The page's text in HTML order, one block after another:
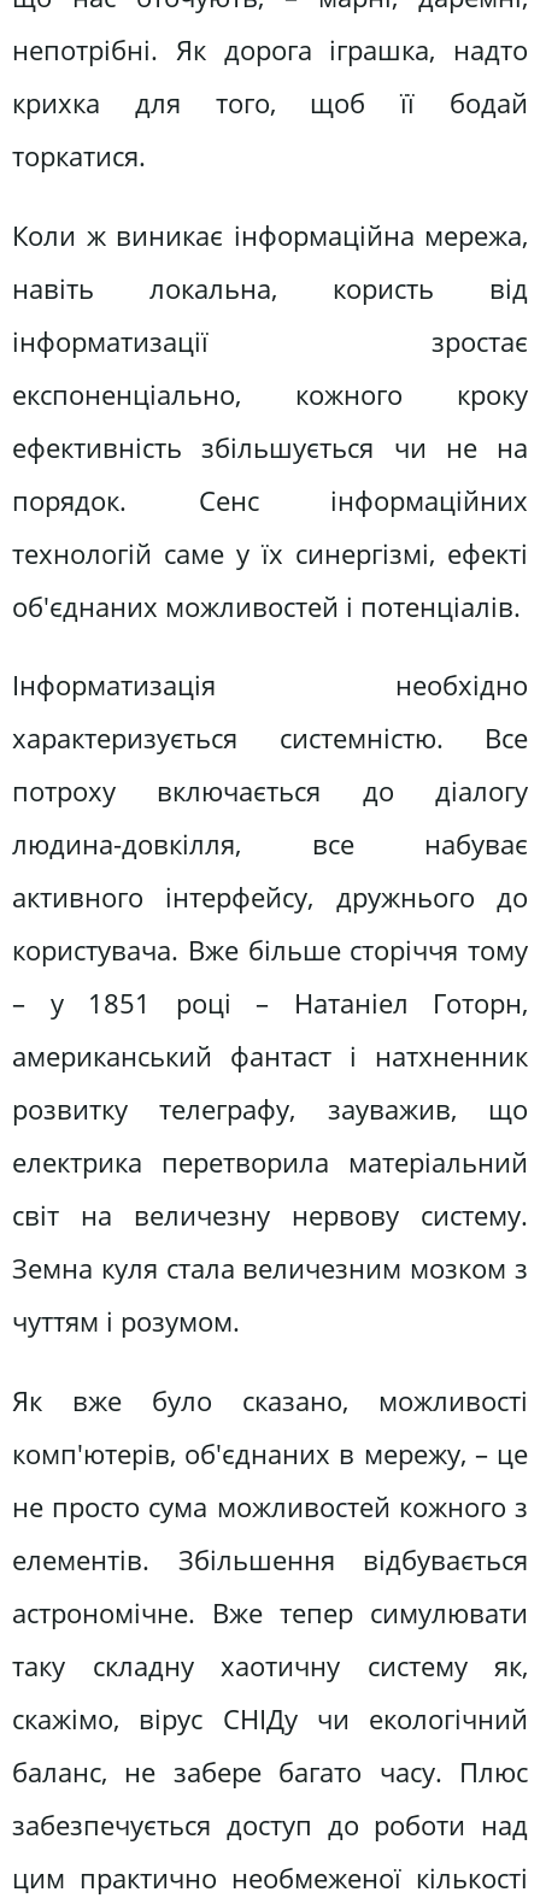
непотрібні. Як дорога іграшка, надто
крихка для того, щоб її бодай
торкатися.
Коли ж виникає інформаційна мережа,
навіть локальна, користь від
інформатизації зростає
експоненціально, кожного кроку
ефективність збільшується чи не на
порядок. Сенс інформаційних
технологій саме у їх синергізмі, ефекті
об'єднаних можливостей і потенціалів.
Інформатизація необхідно
характеризується системністю. Все
потроху включається до діалогу
людина-довкілля, все набуває
активного інтерфейсу, дружнього до
користувача. Вже більше сторіччя тому
– у 1851 році – Натаніел Готорн,
американський фантаст і натхненник
розвитку телеграфу, зауважив, що
електрика перетворила матеріальний
світ на величезну нервову систему.
Земна куля стала величезним мозком з
чуттям і розумом.
Як вже було сказано, можливості
комп'ютерів, об'єднаних в мережу, – це
не просто сума можливостей кожного з
елементів. Збільшення відбувається
астрономічне. Вже тепер симулювати
таку складну хаотичну систему як,
скажімо, вірус СНІДу чи екологічний
баланс, не забере багато часу. Плюс
забезпечується доступ до роботи над
цим практично необмеженої кількості